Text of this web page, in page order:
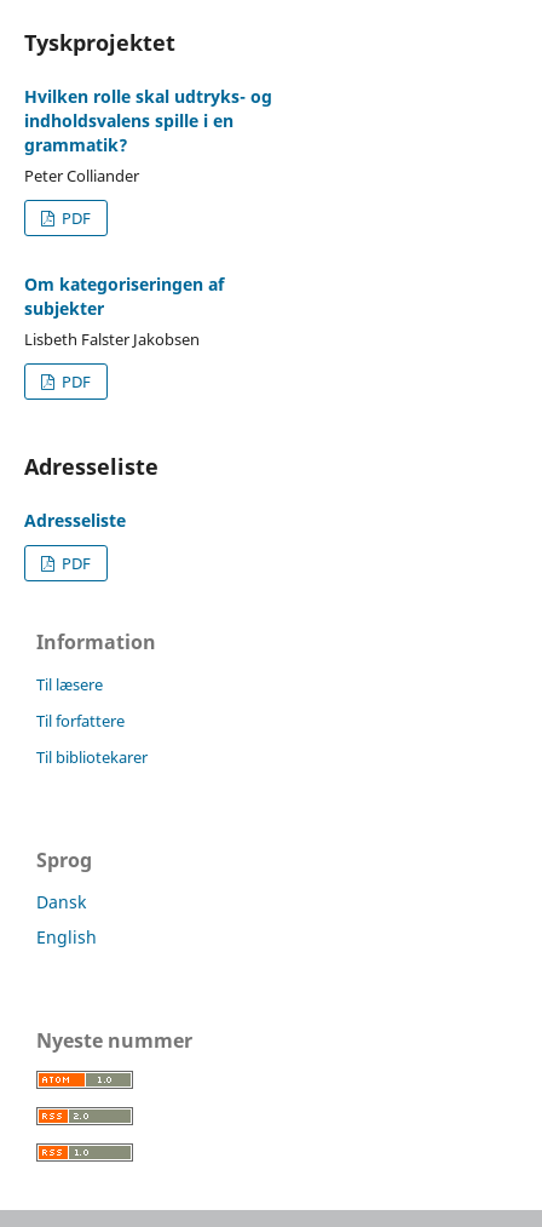
Tyskprojektet
Hvilken rolle skal udtryks- og
indholdsvalens spille i en
grammatik?
Peter Colliander
PDF
Om kategoriseringen af
subjekter
Lisbeth Falster Jakobsen
PDF
Adresseliste
Adresseliste
PDF
Information
Til læsere
Til forfattere
Til bibliotekarer
Sprog
Dansk
English
Nyeste nummer